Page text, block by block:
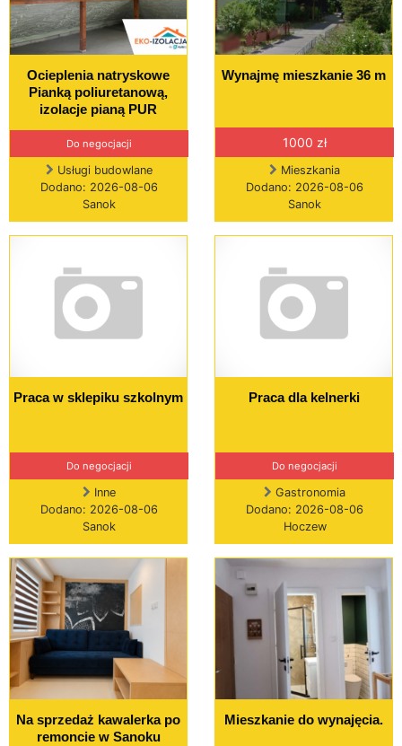
Ocieplenia natryskowe
Pianką poliuretanową,
izolacje pianą PUR
Do negocjacji
Usługi budowlane
Dodano: 2026-08-06
Sanok
Wynajmę mieszkanie 36 m
1000 zł
Mieszkania
Dodano: 2026-08-06
Sanok
Praca w sklepiku szkolnym
Do negocjacji
Inne
Dodano: 2026-08-06
Sanok
Praca dla kelnerki
Do negocjacji
Gastronomia
Dodano: 2026-08-06
Hoczew
Na sprzedaż kawalerka po
remoncie w Sanoku
Mieszkanie do wynajęcia.